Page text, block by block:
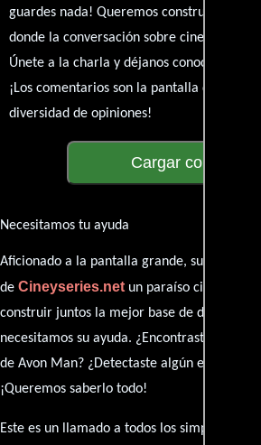
guardes nada! Queremos construir una
donde la conversación sobre cine y series
Únete a la charla y déjanos conocer tu
¡Los comentarios son la pantalla donde se
diversidad de opiniones!
Cargar
Necesitamos tu ayuda
Aficionado a la pantalla grande, su
de Cineyseries.netun paraíso cinéfilo
construir juntos la mejor base de datos
necesitamos su ayuda. ¿Encontraste algún
de Avon Man? ¿Detectaste algún error en la
¡Queremos saberlo todo!
Este es un llamado a todos los